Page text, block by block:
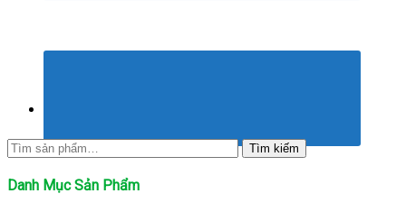
Tìm
kiếm:
Tìm kiếm
Danh Mục Sản Phẩm